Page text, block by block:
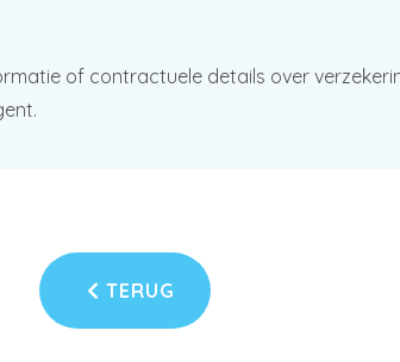
of contractuele details over
TERUG